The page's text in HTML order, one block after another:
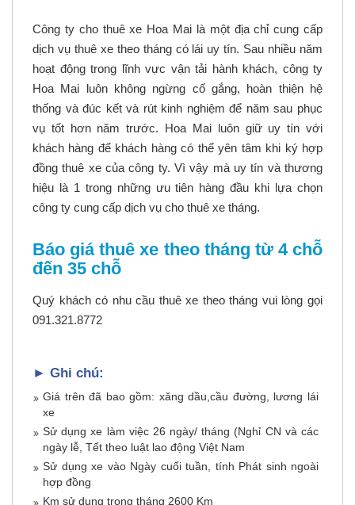
Công ty cho thuê xe Hoa Mai là một địa chỉ cung cấp
dịch vụ thuê xe theo tháng có lái uy tín. Sau nhiều năm
hoạt động trong lĩnh vực vận tải hành khách, công ty
Hoa Mai luôn không ngừng cố gắng, hoàn thiện hệ
thống và đúc kết và rút kinh nghiệm để năm sau phục
vụ tốt hơn năm trước. Hoa Mai luôn giữ uy tín với
khách hàng để khách hàng có thể yên tâm khi ký hợp
đồng thuê xe của công ty. Vì vậy mà uy tín và thương
hiệu là 1 trong những ưu tiên hàng đầu khi lựa chọn
công ty cung cấp dịch vụ cho thuê xe tháng.
Báo giá thuê xe theo tháng từ 4 chỗ
đến 35 chỗ
Quý khách có nhu cầu thuê xe theo tháng vui lòng gọi
091.321.8772
► Ghi chú:
Giá trên đã bao gồm: xăng dầu,cầu đường, lương lái
xe
Sử dụng xe làm việc 26 ngày/ tháng (Nghỉ CN và các
ngày lễ, Tết theo luật lao động Việt Nam
Sử dụng xe vào Ngày cuối tuần, tính Phát sinh ngoài
hợp đồng
Km sử dụng trong tháng 2600 Km